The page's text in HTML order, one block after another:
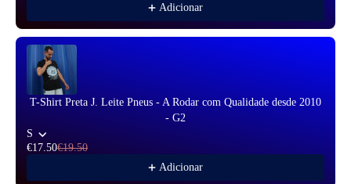
Adicionar
T-Shirt Preta J. Leite Pneus - A Rodar com Qualidade desde 2010
- G2
S
€17.50€19.50
Adicionar